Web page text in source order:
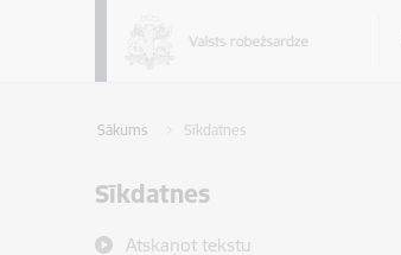
Sākums Sīkdatnes
Sīkdatnes
Atskaņot tekstu